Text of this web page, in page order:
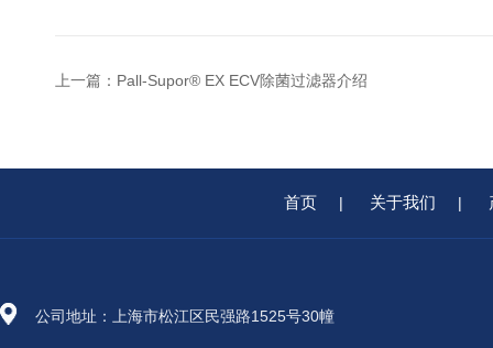
上一篇： Pall-Supor® EX ECV除菌过滤器介绍
首页 | 关于我们 |
公司地址：上海市松江区民强路1525号30幢